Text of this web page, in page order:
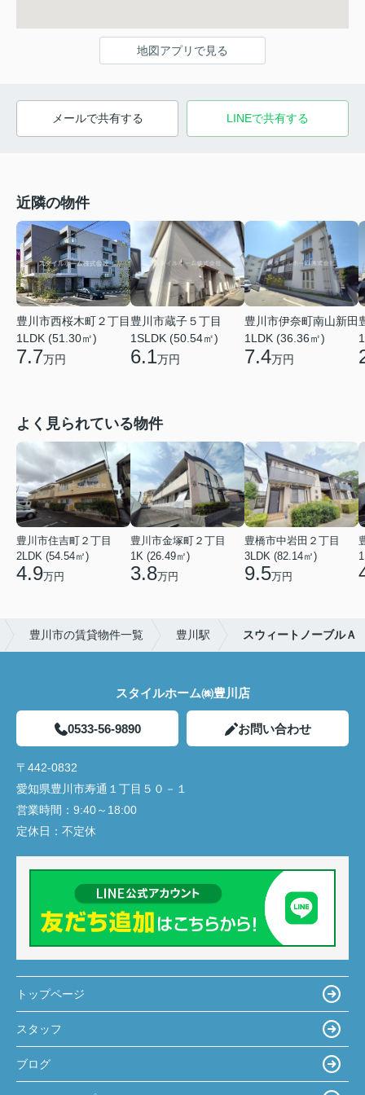
地図アプリで見る
メールで共有する LINEで共有する
近隣の物件
豊川市西桜木町２丁目
1LDK (51.30㎡)
7.7万円
豊川市蔵子５丁目
1SLDK (50.54㎡)
6.1万円
豊川市伊奈町南山新田
1LDK (36.36㎡)
7.4万円
よく見られている物件
豊川市住吉町２丁目
2LDK (54.54㎡)
4.9万円
豊川市金塚町２丁目
1K (26.49㎡)
3.8万円
豊橋市中岩田２丁目
3LDK (82.14㎡)
9.5万円
豊川市の賃貸物件一覧 豊川駅 スウィートノーブルＡ
スタイルホーム㈱豊川店
0533-56-9890 お問い合わせ
〒442-0832
愛知県豊川市寿通１丁目５０－１
営業時間： 9:40～18:00
定休日： 不定休
トップページ
スタッフ
ブログ